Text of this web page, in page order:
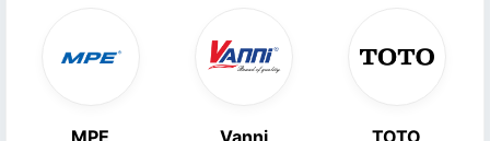
MPE Vanni TOTO